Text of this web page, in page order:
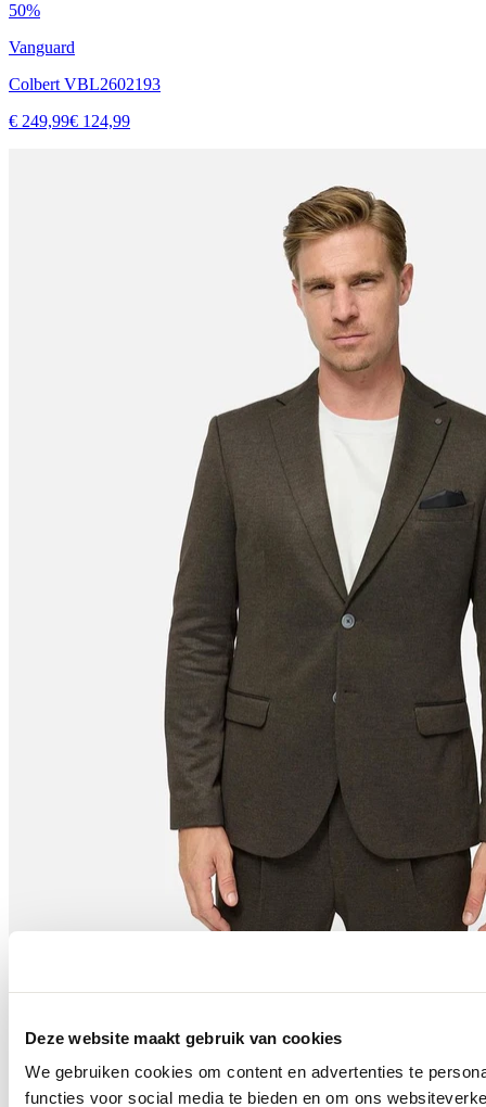
Deze website maakt gebruik van cookies
We gebruiken cookies om content en advertenties te
functies voor social media te bieden en om ons
50%
Vanguard
Colbert VBL2602193
€ 249,99€ 124,99
Zuitable
Colbert DiNick